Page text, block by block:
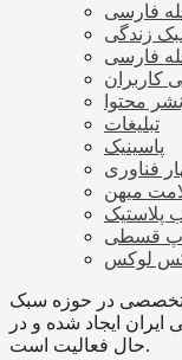
فارسی
زندگی
فارسی
محتوا
تبلیغات
پاسینیک
فناوری
میهن
پلاستیک
قسطی
لوکس
تخصصی در حوزه سبک
ایجاد شده و در
حال فعالیت است.